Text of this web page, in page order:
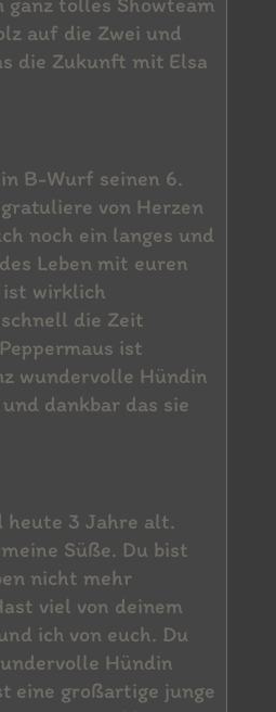
auf die Zwei und
die Zukunft mit Elsa
B-Wurf seinen 6.
von Herzen
noch ein langes und
Leben mit euren
ist wirklich
die Zeit
ist
wundervolle Hündin
dankbar das sie
heute 3 Jahre alt.
Süße. Du bist
nicht mehr
viel von deinem
ich von euch. Du
Hündin
eine großartige junge